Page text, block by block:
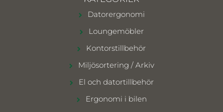
Datorergonomi
Loungemöbler
Kontorstillbehör
Miljösortering / Arkiv
El och datortillbehör
Ergonomi i bilen